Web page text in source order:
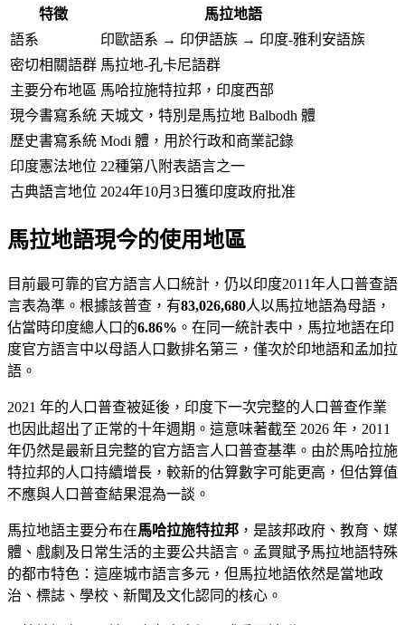
特徵
馬拉地語
語系
印歐語系 → 印伊語族 → 印度-雅利安語族
密切相關語群 馬拉地-孔卡尼語群
主要分布地區 馬哈拉施特拉邦，印度西部
現今書寫系統 天城文，特別是馬拉地 Balbodh 體
歷史書寫系統 Modi 體，用於行政和商業記錄
印度憲法地位 22種第八附表語言之一
古典語言地位 2024年10月3日獲印度政府批准
馬拉地語現今的使用地區
目前最可靠的官方語言人口統計，仍以印度2011年人口普查語
言表為準。根據該普查，有83,026,680人以馬拉地語為母語，
佔當時印度總人口的6.86% 。在同一統計表中，馬拉地語在印
度官方語言中以母語人口數排名第三，僅次於印地語和孟加拉
語。
2021 年的人口普查被延後，印度下一次完整的人口普查作業
也因此超出了正常的十年週期。這意味著截至 2026 年，2011
年仍然是最新且完整的官方語言人口普查基準。由於馬哈拉施
特拉邦的人口持續增長，較新的估算數字可能更高，但估算值
不應與人口普查結果混為一談。
馬拉地語主要分布在馬哈拉施特拉邦 ，是該邦政府、教育、媒
體、戲劇及日常生活的主要公共語言。孟買賦予馬拉地語特殊
的都市特色：這座城市語言多元，但馬拉地語依然是當地政
治、標誌、學校、新聞及文化認同的核心。